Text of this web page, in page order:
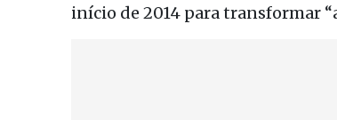
início de 2014 para transformar